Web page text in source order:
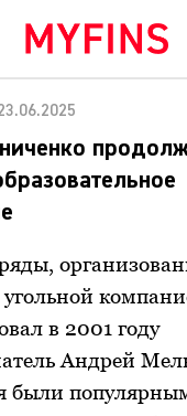
ОБЩЕСТВО
в 2001 году
Андрей
были